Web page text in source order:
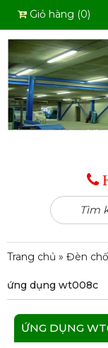
Tìm
kiếm:
Giỏ hàng (0)
Trang chủ » Đèn
ứng dụng wt008c
ỨNG DỤNG